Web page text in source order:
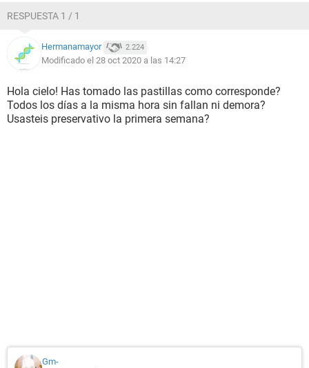
RESPUESTA 1 / 1
Hermanamayor 2.224
Modificado el 28 oct 2020 a las 14:27
Hola cielo! Has tomado las pastillas como corresponde?
Todos los días a la misma hora sin fallan ni demora?
Usasteis preservativo la primera semana?
Gm-